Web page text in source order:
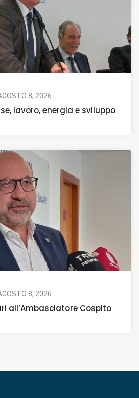
8, 2026
lavoro, energia e sviluppo
8, 2026
all’Ambasciatore Cospito